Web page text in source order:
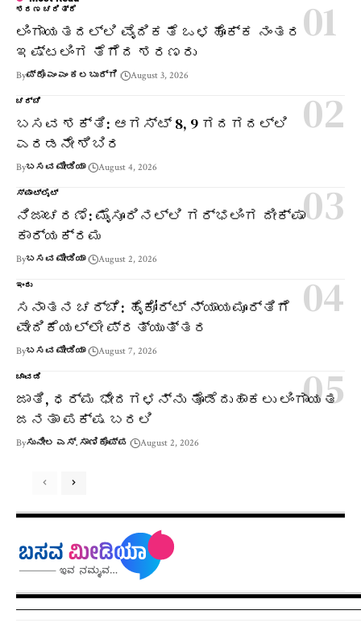
ಶರಣ ಚರಿತ್ರೆ
ಲಿಂಗಾಯತದಲ್ಲಿ ವೈದಿಕತೆ ಒಳಹೊಕ್ಕ ನಂತರ
ಇಷ್ಟಲಿಂಗ ತೆಗೆದ ಶರಣರು
Byಪ್ರೊ ಎಂ ಎಂ ಕಲಬುರ್ಗಿ August 3, 2026
ಚರ್ಚೆ
ಬಸವ ಶಕ್ತಿ: ಆಗಸ್ಟ್ 8, 9 ಗದಗದಲ್ಲಿ
ಎರಡನೇ ಶಿಬಿರ
Byಬಸವ ಮೀಡಿಯಾ August 4, 2026
ಸ್ಪಾಟ್‌ಲೈಟ್
ನಿಜಾಚರಣೆ: ಮೈಸೂರಿನಲ್ಲಿ ಗರ್ಭಲಿಂಗ ದೀಕ್ಷಾ
ಕಾರ್ಯಕ್ರಮ
Byಬಸವ ಮೀಡಿಯಾ August 2, 2026
ಇಂದು
ಸನಾತನ ಚರ್ಚೆ: ಹೈಕೋರ್ಟ್ ನ್ಯಾಯಮೂರ್ತಿಗೆ
ವೇದಿಕೆಯಲ್ಲೇ ಪ್ರತ್ಯುತ್ತರ
Byಬಸವ ಮೀಡಿಯಾ August 7, 2026
ಚಾವಡಿ
ಜಾತಿ, ಧರ್ಮ ಭೇದಗಳನ್ನು ತೊಡೆದುಹಾಕಲು ಲಿಂಗಾಯತ
ಜನತಾ ಪಕ್ಷ ಬರಲಿ
Byಸುನೀಲ ಎಸ್. ಸಾಣಿಕೊಪ್ಪ August 2, 2026